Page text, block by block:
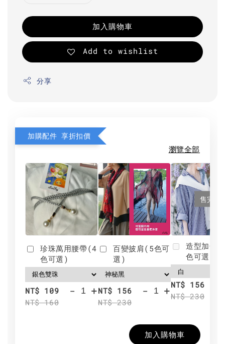
加入購物車
Add to wishlist
分享
加購配件 享折扣價
瀏覽全部
珍珠萬用腰帶(4
色可選)
NT$ 109
NT$ 160
- +
百變披肩(5色可
選)
NT$ 156
NT$ 230
- +
售完
造型加分
色可選)
NT$ 156
NT$ 230
加入購物車